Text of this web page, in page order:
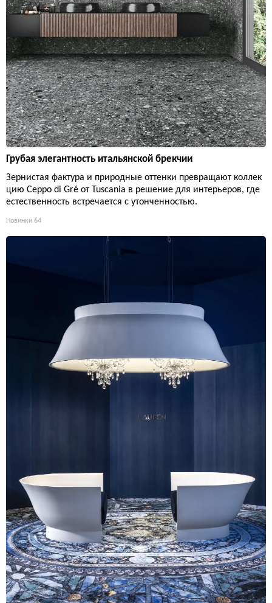
Грубая элегантность итальянской брекчии
Зернистая фактура и природные оттенки превращают коллек
цию Ceppo di Gré от Tuscania в решение для интерьеров, где
естественность встречается с утонченностью.
Новинки 64